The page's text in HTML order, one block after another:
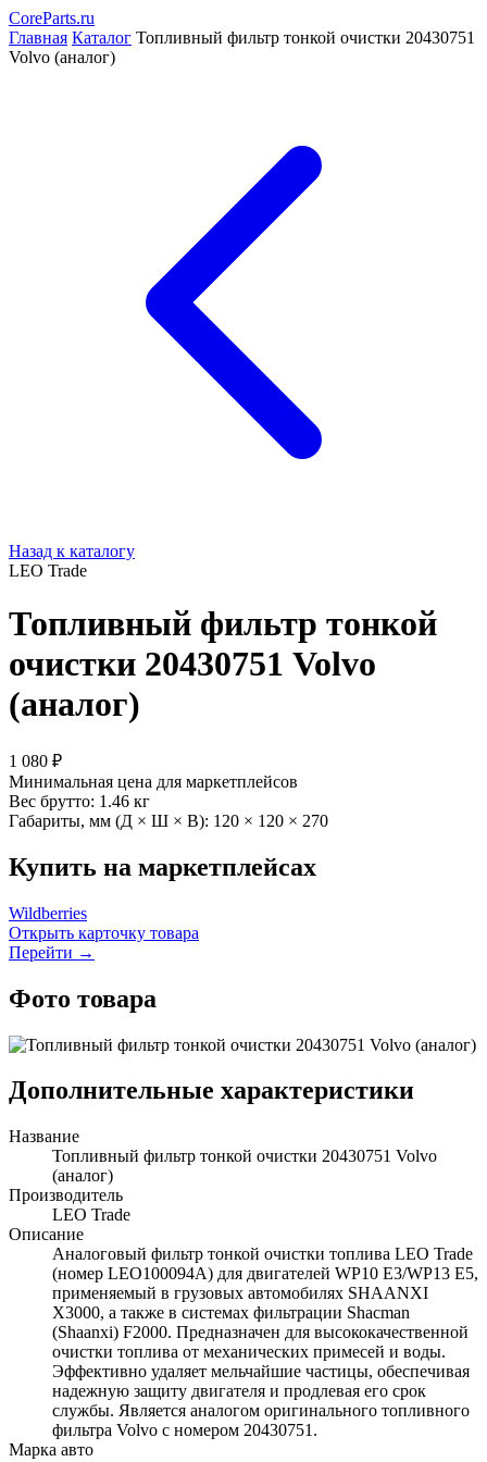
CoreParts.ru
Главная Каталог Топливный фильтр тонкой очистки 20430751
Volvo (аналог)
Назад к каталогу
LEO Trade
Топливный фильтр тонкой
очистки 20430751 Volvo
(аналог)
1 080 ₽
Минимальная цена для маркетплейсов
Вес брутто: 1.46 кг
Габариты, мм (Д × Ш × В): 120 × 120 × 270
Купить на маркетплейсах
Wildberries
Открыть карточку товара
Перейти →
Фото товара
Дополнительные характеристики
Название
Топливный фильтр тонкой очистки 20430751 Volvo
(аналог)
Производитель
LEO Trade
Описание
Аналоговый фильтр тонкой очистки топлива LEO Trade
(номер LEO100094A) для двигателей WP10 Е3/WP13 Е5,
применяемый в грузовых автомобилях SHAANXI
X3000, а также в системах фильтрации Shacman
(Shaanxi) F2000. Предназначен для высококачественной
очистки топлива от механических примесей и воды.
Эффективно удаляет мельчайшие частицы, обеспечивая
надежную защиту двигателя и продлевая его срок
службы. Является аналогом оригинального топливного
фильтра Volvo с номером 20430751.
Марка авто